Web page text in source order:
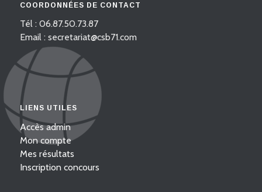
COORDONNÉES DE CONTACT
Tél : 06.87.50.73.87
Email : secretariat@csb71.com
LIENS UTILES
Accès admin
Mon compte
Mes résultats
Inscription concours